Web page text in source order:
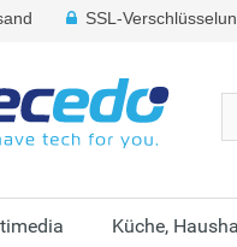
SSL-
Küche,